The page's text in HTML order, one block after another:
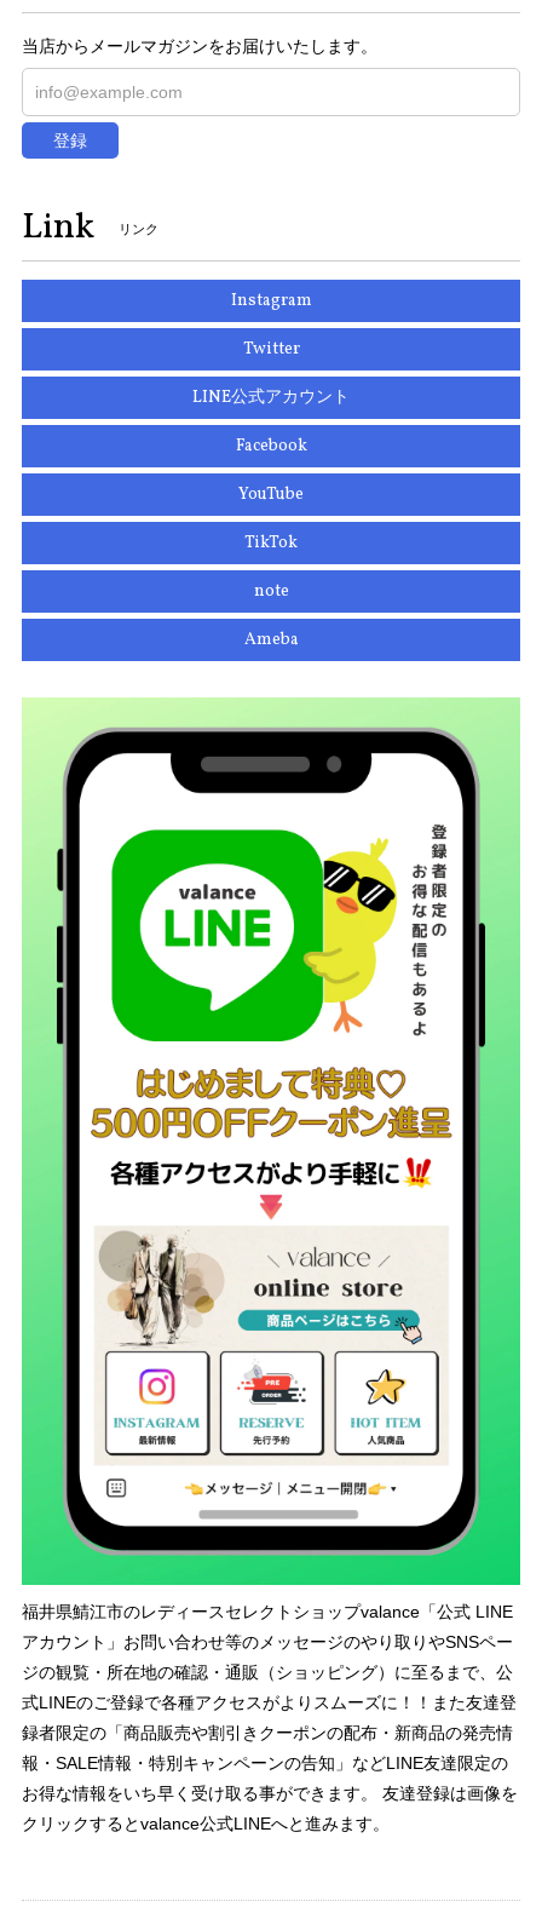
当店からメールマガジンをお届けいたします。
登録
Link リンク
Instagram
Twitter
LINE公式アカウント
Facebook
YouTube
TikTok
note
Ameba
福井県鯖江市のレディースセレクトショップvalance「公式 LINE
アカウント」お問い合わせ等のメッセージのやり取りやSNSペー
ジの観覧・所在地の確認・通販（ショッピング）に至るまで、公
式LINEのご登録で各種アクセスがよりスムーズに！！また友達登
録者限定の「商品販売や割引きクーポンの配布・新商品の発売情
報・SALE情報・特別キャンペーンの告知」などLINE友達限定の
お得な情報をいち早く受け取る事ができます。 友達登録は画像を
クリックするとvalance公式LINEへと進みます。